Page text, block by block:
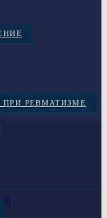
ПРИ РЕВМАТИЗМЕ